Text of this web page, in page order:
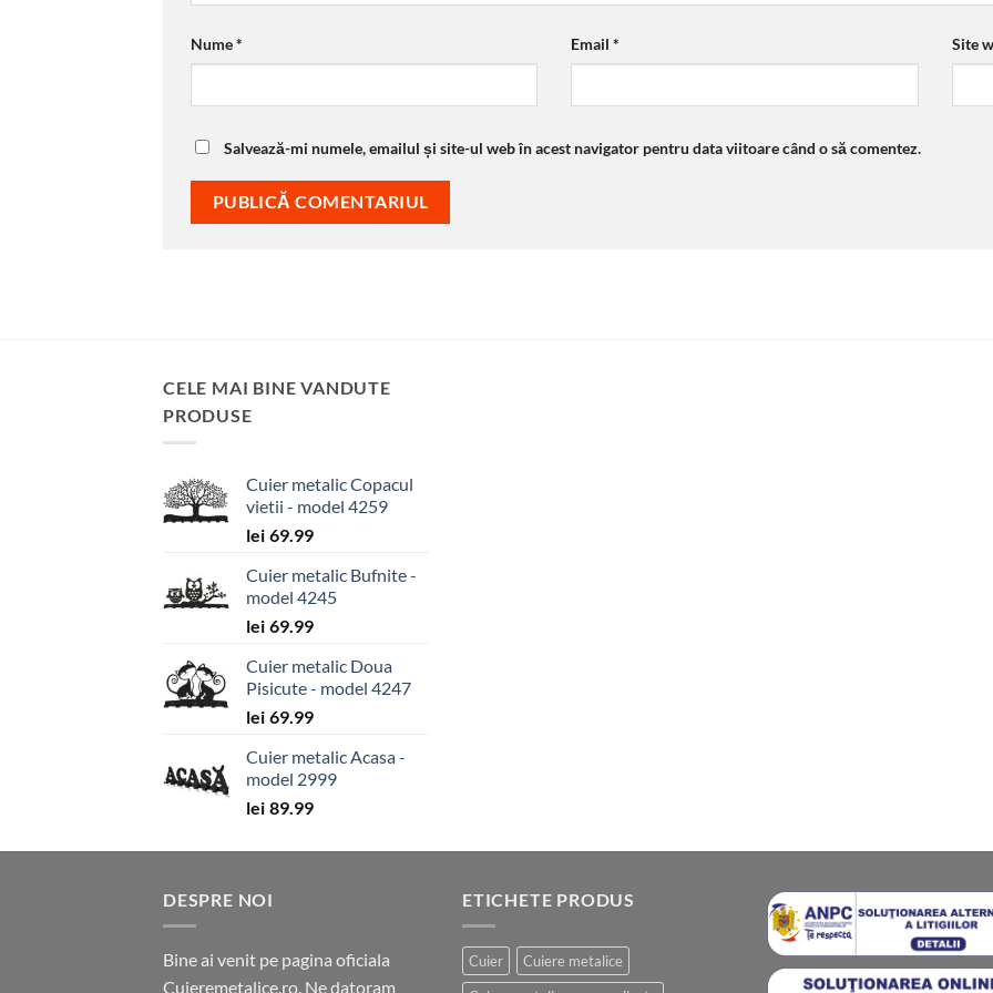
Nume* Email* Site
Salvează-mi numele, emailul și site-ul web în acest navigator pentru data viitoare când o să comentez.
CELE MAI BINE VANDUTE
PRODUSE
Cuier metalic Copacul
vietii - model 4259
lei 69.99
Cuier metalic Bufnite -
model 4245
lei 69.99
Cuier metalic Doua
Pisicute - model 4247
lei 69.99
Cuier metalic Acasa -
model 2999
lei 89.99
DESPRE NOI
Bine ai venit pe pagina oficiala
Cuieremetalice.ro. Ne datoram
ETICHETE PRODUS
Cuier
Cuiere metalice